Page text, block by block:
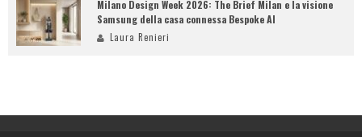
Milano Design Week 2026: The Brief Milan e la visione
Samsung della casa connessa Bespoke AI
Laura Renieri